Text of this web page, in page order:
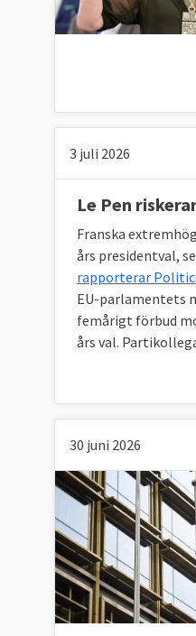
3 juli 2026
Le Pen
Franska
års presidentval,
rapporterar
EU-parlamentets
femårigt förbud
års val.
30 juni 2026